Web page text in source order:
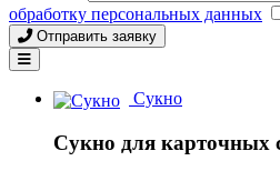
обработку персональных данных
Отправить заявку
Сукно
Сукно для карточных